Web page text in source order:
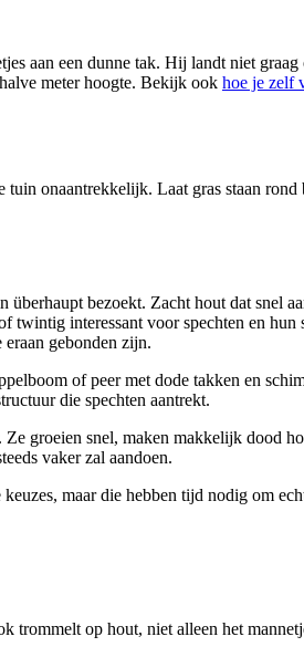
aan een dunne tak. Hij landt niet
meter hoogte. Bekijk ook hoe je zelf
onaantrekkelijk. Laat gras staan
bezoekt. Zacht hout dat snel
interessant voor spechten en
gebonden zijn.
of peer met dode takken en
die spechten aantrekt.
groeien snel, maken makkelijk dood
vaker zal aandoen.
maar die hebben tijd nodig om
op hout, niet alleen het